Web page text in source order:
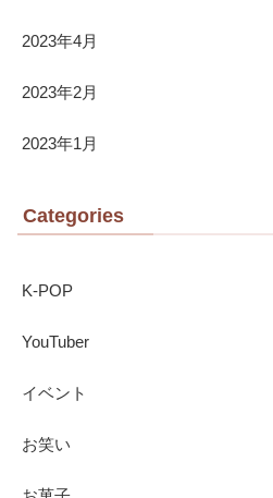
2023年4月
2023年2月
2023年1月
Categories
K-POP
YouTuber
イベント
お笑い